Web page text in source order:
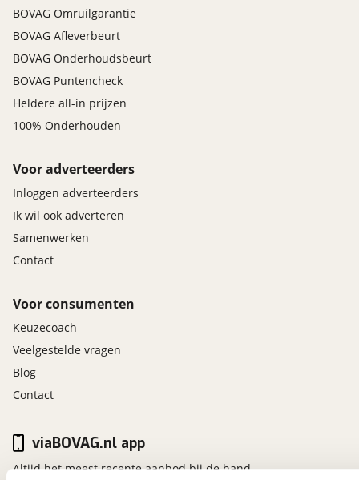
BOVAG Omruilgarantie
BOVAG Afleverbeurt
BOVAG Onderhoudsbeurt
BOVAG Puntencheck
Heldere all-in prijzen
100% Onderhouden
Voor adverteerders
Inloggen adverteerders
Ik wil ook adverteren
Samenwerken
Contact
Voor consumenten
Keuzecoach
Veelgestelde vragen
Blog
Contact
viaBOVAG.nl app
Altijd het meest recente aanbod bij de hand.